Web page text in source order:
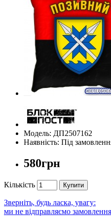
Модель: ДП2507162
Наявність: Під
580грн
Кількість Купити
Зверніть, будь ласка, увагу:
ми не відправляємо